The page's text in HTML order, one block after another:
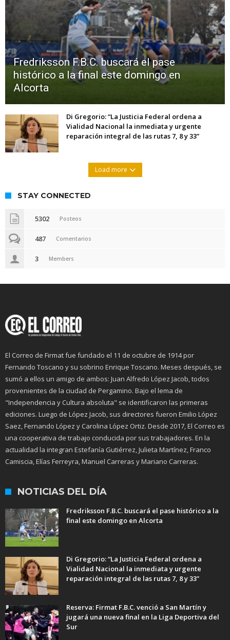
Fredriksson F.B.C. buscará el pase
histórico a la final este domingo en
Alcorta
Di Gregorio: “La Justicia Federal ordena a
Vialidad Nacional la inmediata y urgente
reparación integral de las rutas 7, 8 y 33”
Load more
STAY CONNECTED
5302 Posteos
487 Comentarios
3 Members
El Correo de Firmat fue fundado el 11 de octubre de 1914 por
Fernando Toscano y su sobrino Enrique Toscano. Meses después, se
sumó a ellos un amigo de ambos: Juan Alfredo López Jacob, todos
provenientes de la ciudad de Pergamino. Bajo el lema de
"Independencia y Cultura absoluta" se identificaron las primeras
ediciones. Luego de López Jacob, sus directores fueron Emilio López
Saez, Fernando López y Carolina López Ortiz. Desde 2017, El Correo es
una cooperativa de trabajo conducida por sus trabajadores. En la
actualidad la integran Estefanía Gutiérrez, Julieta Martínez, Franco
Camiscia, Elías Ferreyra, Manuel Carreras y Mariano Carreras.
NOTICIAS DEL DÍA
Fredriksson F.B.C. buscará el pase histórico a la
final este domingo en Alcorta
Di Gregorio: “La Justicia Federal ordena a
Vialidad Nacional la inmediata y urgente
reparación integral de las rutas 7, 8 y 33”
Reserva: Firmat F.B.C. venció a San Martín y
jugará una nueva final en la Liga Deportiva del
Sur